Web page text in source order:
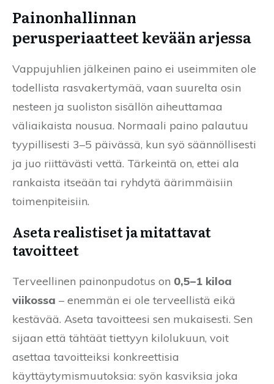
Painonhallinnan
perusperiaatteet kevään arjessa
Vappujuhlien jälkeinen paino ei useimmiten ole
todellista rasvakertymää, vaan suurelta osin
nesteen ja suoliston sisällön aiheuttamaa
väliaikaista nousua. Normaali paino palautuu
tyypillisesti 3–5 päivässä, kun syö säännöllisesti
ja juo riittävästi vettä. Tärkeintä on, ettei ala
rankaista itseään tai ryhdytä äärimmäisiin
toimenpiteisiin.
Aseta realistiset ja mitattavat
tavoitteet
Terveellinen painonpudotus on 0,5–1 kiloa
viikossa – enemmän ei ole terveellistä eikä
kestävää. Aseta tavoitteesi sen mukaisesti. Sen
sijaan että tähtäät tiettyyn kilolukuun, voit
asettaa tavoitteiksi konkreettisia
käyttäytymismuutoksia: syön kasviksia joka